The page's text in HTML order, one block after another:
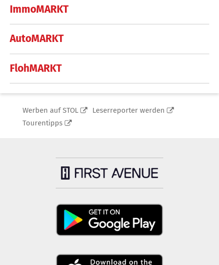
ImmoMARKT
AutoMARKT
FlohMARKT
Werben auf STOL
Leserreporter werden
Tourentipps